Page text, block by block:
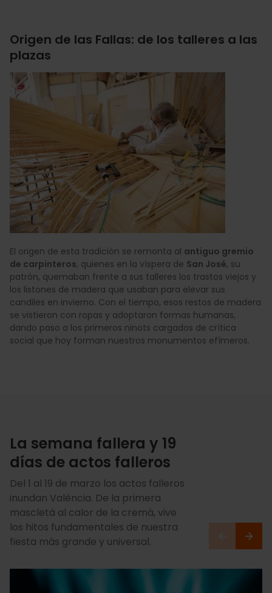
Origen de las Fallas: de los talleres a las
plazas
El origen de esta tradición se remonta al antiguo gremio
de carpinteros, quienes en la víspera de San José, su
patrón, quemaban frente a sus talleres los trastos viejos y
los listones de madera que usaban para elevar sus
candiles en invierno. Con el tiempo, esos restos de madera
se vistieron con ropas y adoptaron formas humanas,
dando paso a los primeros ninots cargados de crítica
social que hoy forman nuestros monumentos efímeros.
La semana fallera y 19
días de actos falleros
Del 1 al 19 de marzo los actos falleros
inundan València. De la primera
mascletá al calor de la cremà, vive
los hitos fundamentales de nuestra
fiesta más grande y universal.